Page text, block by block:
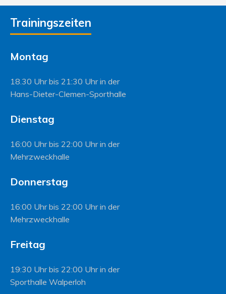
Trainingszeiten
Montag
18.30 Uhr bis 21:30 Uhr in der
Hans-Dieter-Clemen-Sporthalle
Dienstag
16:00 Uhr bis 22:00 Uhr in der
Mehrzweckhalle
Donnerstag
16:00 Uhr bis 22:00 Uhr in der
Mehrzweckhalle
Freitag
19:30 Uhr bis 22:00 Uhr in der
Sporthalle Walperloh